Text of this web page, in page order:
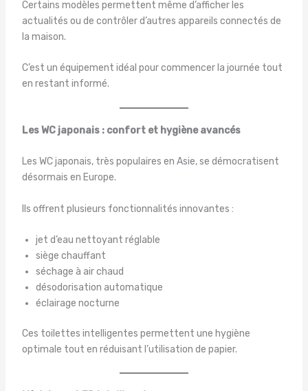
Certains modèles permettent même d’afficher les
actualités ou de contrôler d’autres appareils connectés de
la maison.
C’est un équipement idéal pour commencer la journée tout
en restant informé.
Les WC japonais : confort et hygiène avancés
Les WC japonais, très populaires en Asie, se démocratisent
désormais en Europe.
Ils offrent plusieurs fonctionnalités innovantes :
jet d’eau nettoyant réglable
siège chauffant
séchage à air chaud
désodorisation automatique
éclairage nocturne
Ces toilettes intelligentes permettent une hygiène
optimale tout en réduisant l’utilisation de papier.